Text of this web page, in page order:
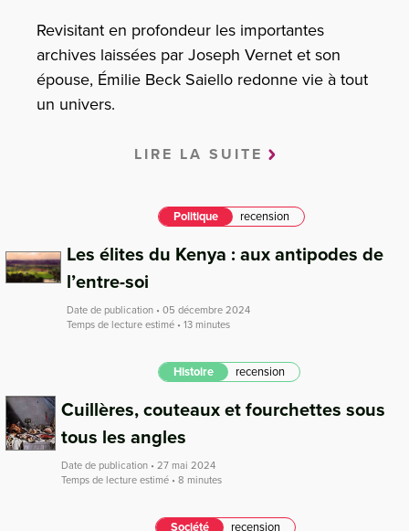
Revisitant en profondeur les importantes
archives laissées par Joseph Vernet et son
épouse, Émilie Beck Saiello redonne vie à tout
un univers.
LIRE LA SUITE
Politique recension
Les élites du Kenya : aux antipodes de
l’entre-soi
Date de publication • 05 décembre 2024
Temps de lecture estimé • 13 minutes
Histoire recension
Cuillères, couteaux et fourchettes sous
tous les angles
Date de publication • 27 mai 2024
Temps de lecture estimé • 8 minutes
Société recension